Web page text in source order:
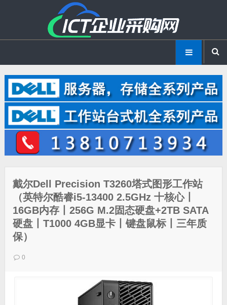
戴尔Dell Precision T3260塔式图形工作站
（英特尔酷睿i5-13400 2.5GHz 十核心丨
16GB内存丨256G M.2固态硬盘+2TB SATA
硬盘丨T1000 4GB显卡丨键盘鼠标丨三年质
保）
0